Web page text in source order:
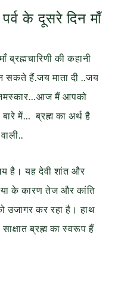
पर्व के दूसरे दिन माँ
की कहानी
सकते हैं.जय माता दी ..जय
नमस्कार…आज मैं आपको
में… ब्रह्म का अर्थ है
है। यह देवी शांत और
के कारण तेज और कांति
उजागर कर रहा है। हाथ
ब्रह्म का स्वरूप हैं